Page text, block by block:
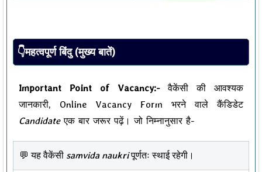
👇महत्वपूर्ण बिंदु (मुख्य बातें)
Important Point of Vacancy:-वैकेंसी की आवश्यक
जानकारी, Online Vacancy Form भरने वाले कैंडिडेट
Candidateएक बार जरूर पढ़ें। जो निम्नानुसार है-
💬 यह वैकेंसी samvida naukriपूर्णतः स्थाई रहेगी।